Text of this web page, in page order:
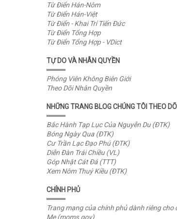
Từ Điển Hán-Nôm
Từ Điển Hán-Việt
Từ Điển - Khai Trí Tiến Đức
Từ Điển Tổng Hợp
Từ Điển Tổng Hợp - VDict
TỰ DO VÀ NHÂN QUYỀN
Phóng Viên Không Biên Giới
Theo Dõi Nhân Quyền
NHỮNG TRANG BLOG CHÚNG TÔI THEO DÕI
Bắc Hành Tạp Lục Của Nguyễn Du (ĐTK)
Bóng Ngày Qua (ĐTK)
Cư Trần Lạc Đạo Phú (ĐTK)
Diễn Đàn Trái Chiều (VL)
Góp Nhặt Cát Đá (TTT)
Xem Nôm Thuý Kiều (ĐTK)
CHÍNH PHỦ
Trang mạng của chính phủ dành riêng cho
Mẹ (moms.gov)